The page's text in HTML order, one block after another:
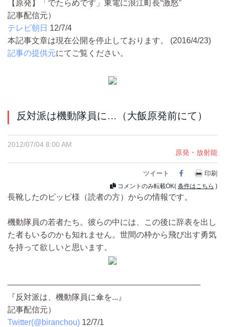
【原発】「でたらめです」東電に浪江町長“激怒”
記事配信元）
テレビ朝日 12/7/4
本記事文章は現在公開を停止しております。 (2016/4/23)
記事の提供元にてご覧ください。
反対派は機動隊員に…（大飯原発前にて）
2012/07/04 8:00 AM
原発・放射能
ツイート Facebook
印刷
コメントのみ転載OK( 条件はこちら )
長靴したのピッピ様（読者の方）からの情報です。
機動隊員の若者たち。彼らの中には、この後に辞表を出し
た者もいるのかも知れません。世間の枠から飛び出す勇気
を持って欲しいと思います。
————————————————————————
『反対派は、機動隊員に傘を...』
記事配信元）
Twitter(@biranchou) 12/7/1